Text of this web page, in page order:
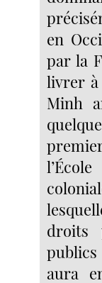
en
par la
livrer à
Minh
droits
aura